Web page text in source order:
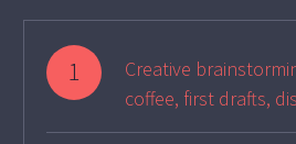
1
Creative
coffee, first drafts,